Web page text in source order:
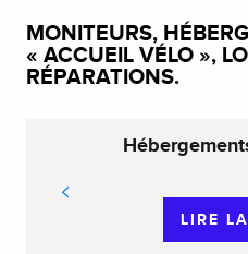
MONITEURS,
« ACCUEIL VÉLO »,
RÉPARATIONS.
LIRE